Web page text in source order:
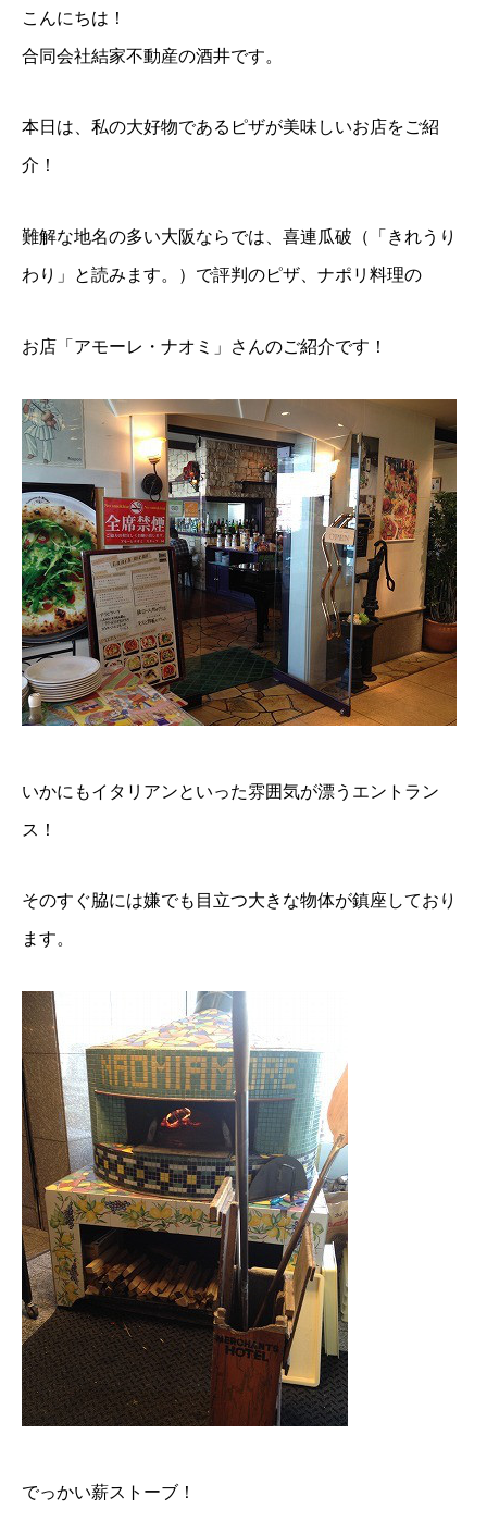
こんにちは！
合同会社結家不動産の酒井です。
本日は、私の大好物であるピザが美味しいお店をご紹
介！
難解な地名の多い大阪ならでは、喜連瓜破（「きれうり
わり」と読みます。）で評判のピザ、ナポリ料理の
お店「アモーレ・ナオミ」さんのご紹介です！
いかにもイタリアンといった雰囲気が漂うエントラン
ス！
そのすぐ脇には嫌でも目立つ大きな物体が鎮座しており
ます。
でっかい薪ストーブ！